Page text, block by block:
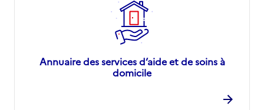
Annuaire des services d’aide et de soins à
domicile